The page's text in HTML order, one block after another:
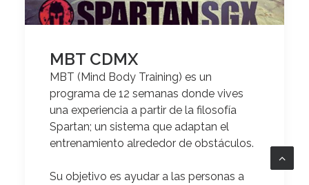
MBT CDMX
MBT (Mind Body Training) es un
programa de 12 semanas donde vives
una experiencia a partir de la filosofía
Spartan; un sistema que adaptan el
entrenamiento alrededor de obstáculos.
Su objetivo es ayudar a las personas a